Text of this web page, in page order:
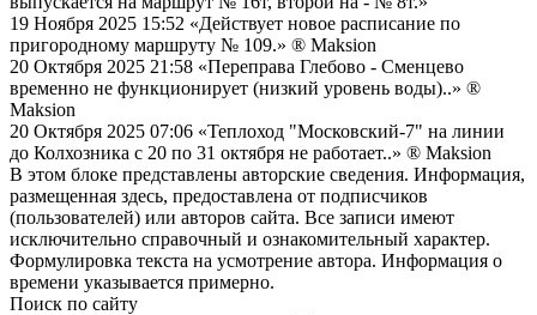
19 Ноября 2025 15:52 «Действует новое расписание по
пригородному маршруту № 109.» ® Maksion
20 Октября 2025 21:58 «Переправа Глебово - Сменцево
временно не функционирует (низкий уровень воды)..» ®
Maksion
20 Октября 2025 07:06 «Теплоход "Московский-7" на линии
до Колхозника с 20 по 31 октября не работает..» ® Maksion
В этом блоке представлены авторские сведения. Информация,
размещенная здесь, предоставлена от подписчиков
(пользователей) или авторов сайта. Все записи имеют
исключительно справочный и ознакомительный характер.
Формулировка текста на усмотрение автора. Информация о
времени указывается примерно.
Поиск по сайту